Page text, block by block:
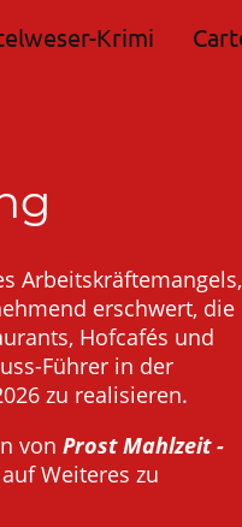
Krimi
Arbeitskräftemangels,
erschwert, die
Hofcafés und
Führer in der
zu realisieren.
vonProst Mahlzeit -
Weiteres zu